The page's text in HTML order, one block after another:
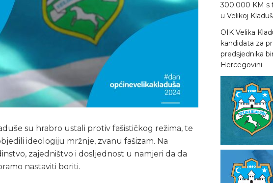
su hrabro ustali protiv fašističkog režima, te
ideologiju mržnje, zvanu fašizam. Na
zajedništvo i dosljednost u namjeri da da
nastaviti boriti.
300.000 KM s
u Velikoj
OIK Velika
kandidata za
predsjednika
Hercegovini